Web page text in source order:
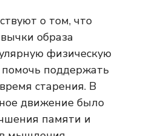
о том, что
образа
физическую
поддержать
старения. В
движение было
памяти и